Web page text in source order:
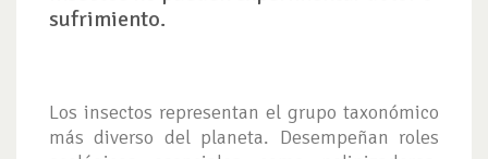
sufrimiento.
Los insectos representan el grupo taxonómico
más diverso del planeta. Desempeñan roles